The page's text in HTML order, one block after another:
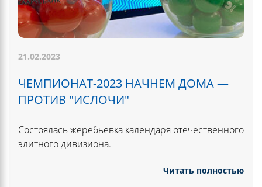
21.02.2023
ЧЕМПИОНАТ-2023 НАЧНЕМ ДОМА —
ПРОТИВ "ИСЛОЧИ"
Состоялась жеребьевка календаря отечественного
элитного дивизиона.
Читать полностью